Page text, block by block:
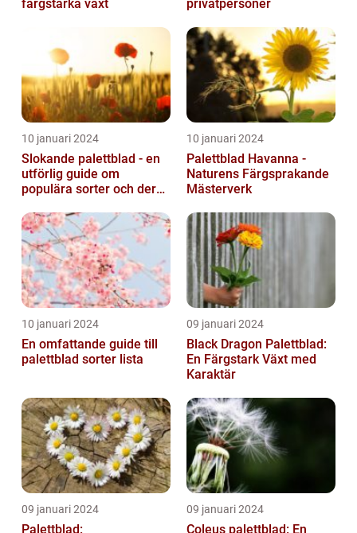
färgstarka växt privatpersoner
10 januari 2024
Slokande palettblad - en
utförlig guide om
populära sorter och deras
10 januari 2024
Palettblad Havanna -
Naturens Färgsprakande
Mästerverk
10 januari 2024
En omfattande guide till
palettblad sorter lista
09 januari 2024
Black Dragon Palettblad:
En Färgstark Växt med
Karaktär
09 januari 2024
Palettblad:
09 januari 2024
Coleus palettblad: En